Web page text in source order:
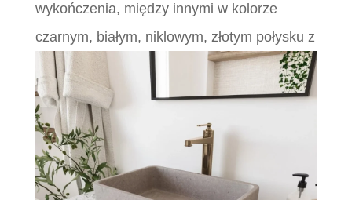
wykończenia, między innymi w kolorze
czarnym, białym, niklowym, złotym połysku z